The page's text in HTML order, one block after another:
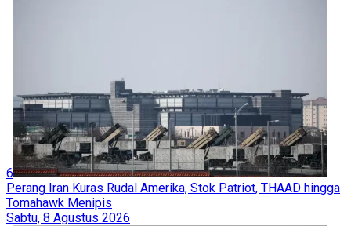
6
Perang Iran Kuras Rudal Amerika, Stok Patriot, THAAD hingga
Tomahawk Menipis
Sabtu, 8 Agustus 2026